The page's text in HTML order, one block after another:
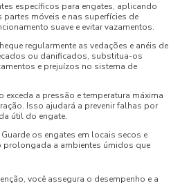
específicos para engates, aplicando
móveis e nas superfícies de
suave e evitar vazamentos.
regularmente as vedações e anéis de
ou danificados, substitua-os
e prejuízos no sistema de
exceda a pressão e temperatura máxima
Isso ajudará a prevenir falhas por
útil do engate.
Guarde os engates em locais secos e
a ambientes úmidos que
você assegura o desempenho e a